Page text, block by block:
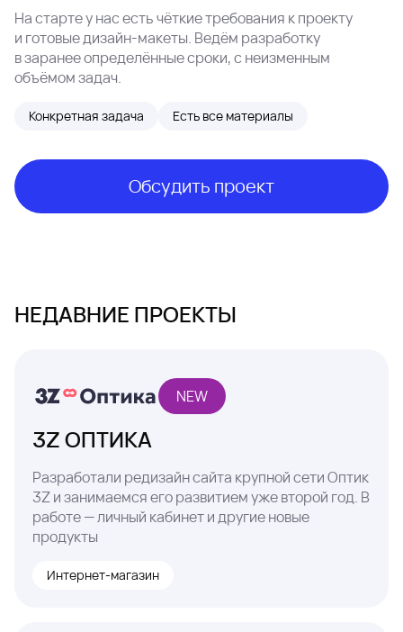
На старте у нас есть чёткие требования к проекту
и готовые дизайн-макеты. Ведём разработку
в заранее определённые сроки, с неизменным
объёмом задач.
Конкретная задача Есть все материалы
Обсудить проект
НЕДАВНИЕ ПРОЕКТЫ
NEW
3Z ОПТИКА
Разработали редизайн сайта крупной сети Оптик
3Z и занимаемся его развитием уже второй год. В
работе — личный кабинет и другие новые
продукты
Интернет-магазин